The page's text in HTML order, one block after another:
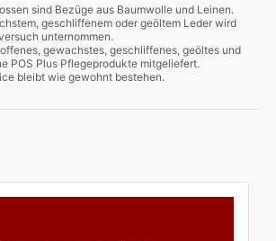
sind Bezüge aus Baumwolle und Leinen.
geschliffenem oder geöltem Leder wird
unternommen.
gewachstes, geschliffenes, geöltes und
POS Plus Pflegeprodukte mitgeliefert.
bleibt wie gewohnt bestehen.